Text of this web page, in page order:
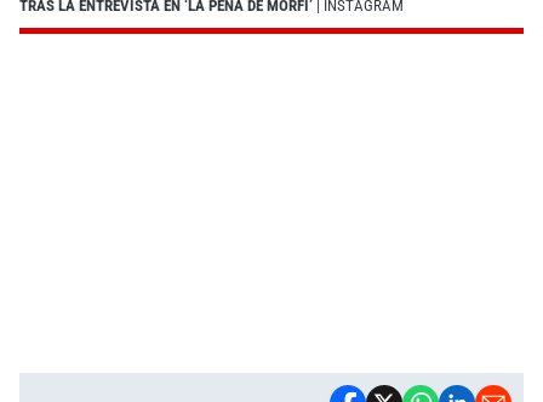
TRAS LA ENTREVISTA EN ‘LA PEÑA DE MORFI’ | INSTAGRAM